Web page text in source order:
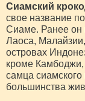
Сиамский
свое название
Сиаме. Ранее он
Лаоса,
островах
кроме
самца сиамского
большинства